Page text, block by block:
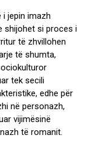
i jepin imazh
shijohet si proces i
të zhvillohen
të shumta,
tek secili
edhe për
në personazh,
vijimësinë
të romanit.